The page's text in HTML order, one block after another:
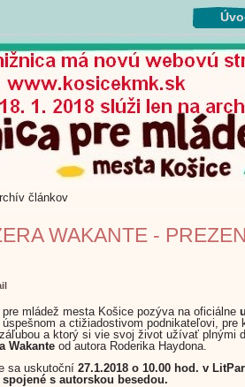
článkov
WAKANTE -
pre mládež mesta Košice pozýva na oficiálne
a ctižiadostivom podnikateľovi, pre
a ktorý si vie svoj život užívať plnými
Wakante od autora Roderika Haydona.
sa uskutoční 27.1.2018 o 10.00 hod. v
spojené s autorskou besedou.